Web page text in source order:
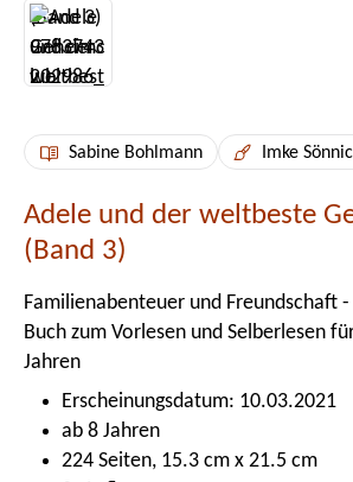
Sabine Bohlmann Imke
Adele und der weltbeste
(Band 3)
Familienabenteuer und Freundschaft
Buch zum Vorlesen und Selberlesen
Jahren
Erscheinungsdatum: 10.03.2021
ab 8 Jahren
224 Seiten, 15.3 cm x 21.5 cm